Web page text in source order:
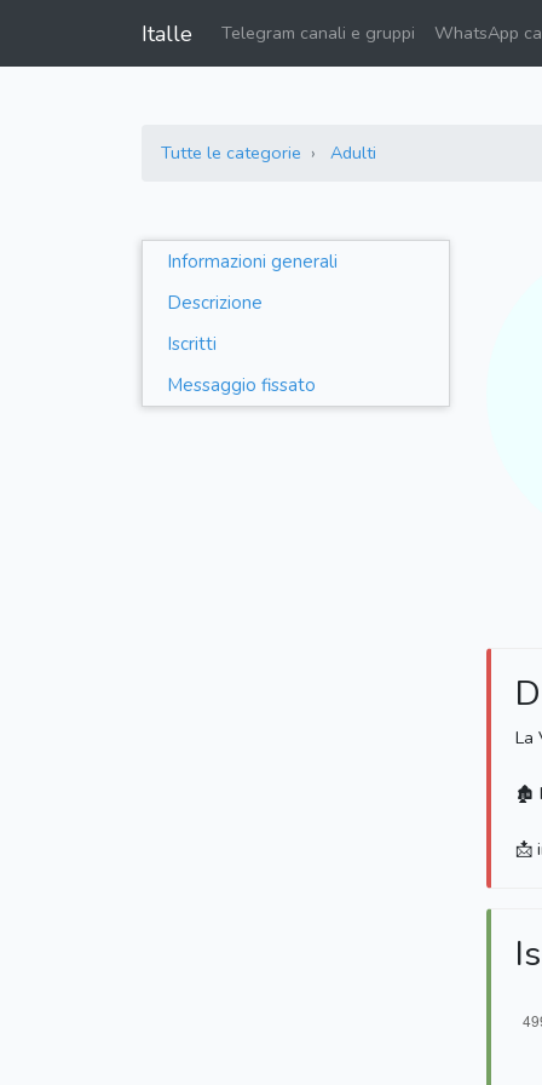
Italle Telegram canali e gruppi WhatsApp
Tutte le categorie Adulti
Informazioni generali
Descrizione
Iscritti
Messaggio fissato
La
🏚
📩